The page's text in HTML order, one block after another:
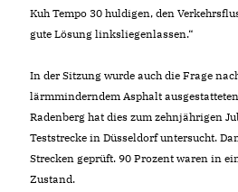
Kuh Tempo 30 huldigen, den
gute Lösung linksliegenlassen.“
In der Sitzung wurde auch die Frage
lärmminderndem Asphalt
Radenberg hat dies zum zehnjährigen
Teststrecke in Düsseldorf untersucht.
Strecken geprüft. 90 Prozent waren in
Zustand.